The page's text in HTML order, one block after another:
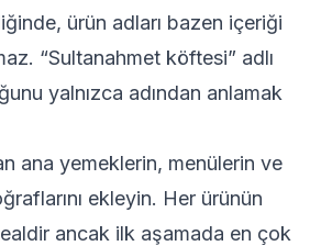
ürün adları bazen içeriği
“Sultanahmet köftesi” adlı
yalnızca adından anlamak
ana yemeklerin, menülerin ve
ekleyin. Her ürünün
ancak ilk aşamada en çok